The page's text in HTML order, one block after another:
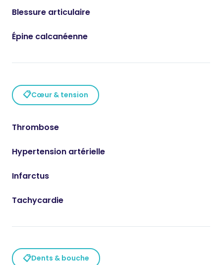
Blessure articulaire
Épine calcanéenne
📋Cœur & tension
Thrombose
Hypertension artérielle
Infarctus
Tachycardie
📋Dents & bouche